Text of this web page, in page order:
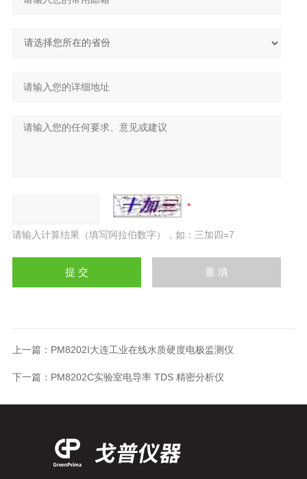
请输入计算结果（填写阿拉伯数字），如：三加四=7
上一篇： PM8202I大连工业在线水质硬度电极监测仪
下一篇： PM8202C实验室电导率 TDS 精密分析仪